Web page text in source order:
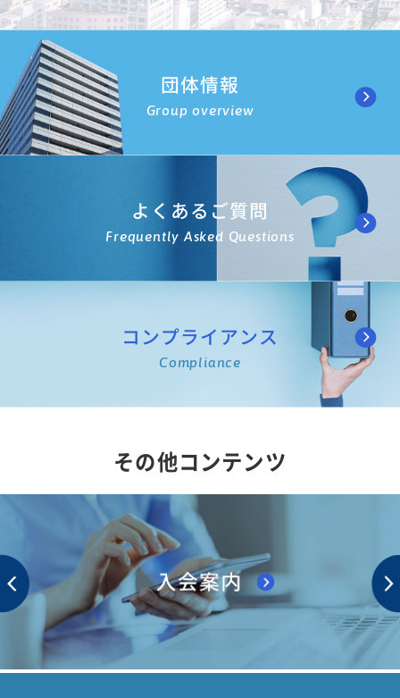
団体情報
Group overview
よくあるご質問
Frequently Asked Questions
コンプライアンス
Compliance
その他コンテンツ